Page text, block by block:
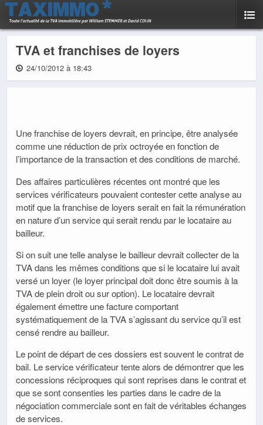
TVA et franchises de loyers
24/10/2012 à 18:43
Une franchise de loyers devrait, en principe, être analysée
comme une réduction de prix octroyée en fonction de
l’importance de la transaction et des conditions de marché.
Des affaires particulières récentes ont montré que les
services vérificateurs pouvaient contester cette analyse au
motif que la franchise de loyers serait en fait la rémunération
en nature d’un service qui serait rendu par le locataire au
bailleur.
Si on suit une telle analyse le bailleur devrait collecter de la
TVA dans les mêmes conditions que si le locataire lui avait
versé un loyer (le loyer principal doit donc être soumis à la
TVA de plein droit ou sur option). Le locataire devrait
également émettre une facture comportant
systématiquement de la TVA s’agissant du service qu’il est
censé rendre au bailleur.
Le point de départ de ces dossiers est souvent le contrat de
bail. Le service vérificateur tente alors de démontrer que les
concessions réciproques qui sont reprises dans le contrat et
que se sont consenties les parties dans le cadre de la
négociation commerciale sont en fait de véritables échanges
de services.